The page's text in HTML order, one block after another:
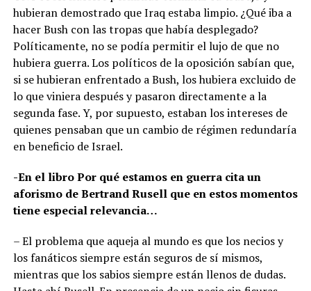
hubieran demostrado que Iraq estaba limpio. ¿Qué iba a
hacer Bush con las tropas que había desplegado?
Políticamente, no se podía permitir el lujo de que no
hubiera guerra. Los políticos de la oposición sabían que,
si se hubieran enfrentado a Bush, los hubiera excluido de
lo que viniera después y pasaron directamente a la
segunda fase. Y, por supuesto, estaban los intereses de
quienes pensaban que un cambio de régimen redundaría
en beneficio de Israel.
-En el libro Por qué estamos en guerra cita un
aforismo de Bertrand Rusell que en estos momentos
tiene especial relevancia…
– El problema que aqueja al mundo es que los necios y
los fanáticos siempre están seguros de sí mismos,
mientras que los sabios siempre están llenos de dudas.